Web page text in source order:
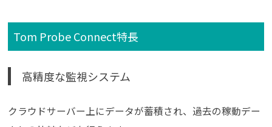
Tom Probe Connect特長
高精度な監視システム
クラウドサーバー上にデータが蓄積され、過去の稼動デー